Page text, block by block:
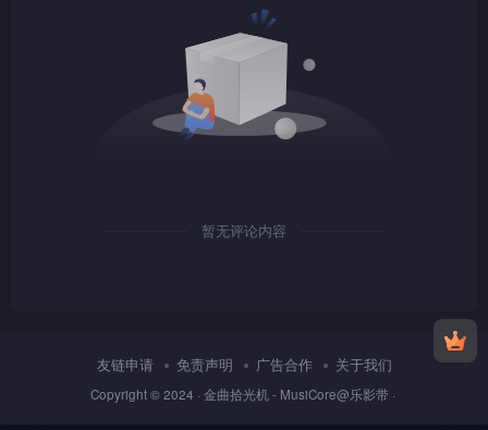
1080P TS
暂无评论内容
友链申请 免责声明 广告合作 关于我们
Copyright © 2024 · 金曲拾光机 - MusiCore@乐影带 ·